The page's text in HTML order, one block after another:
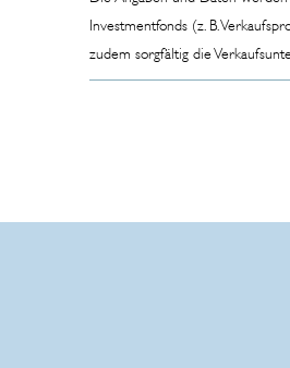
Stand
April
2025
Investmentfonds (z. B.
zudem sorgfältig die